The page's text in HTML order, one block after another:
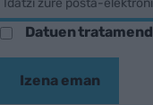
Datuen
Izena eman